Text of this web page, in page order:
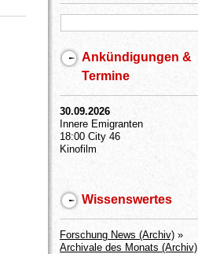
Ankündigungen &
Termine
30.09.2026
Innere Emigranten
18:00 City 46
Kinofilm
Wissenswertes
Forschung News (Archiv) »
Archivale des Monats (Archiv)